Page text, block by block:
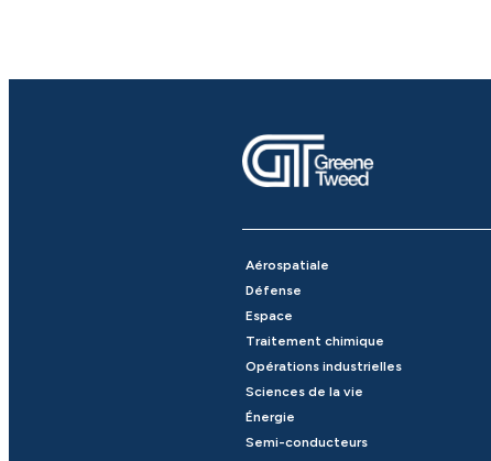
Aérospatiale
Défense
Espace
Traitement chimique
Opérations industrielles
Sciences de la vie
Énergie
Semi-conducteurs